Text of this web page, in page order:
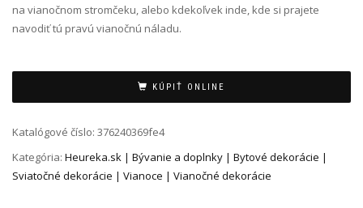
na vianočnom stromčeku, alebo kdekoľvek inde, kde si prajete
navodiť tú pravú vianočnú náladu.
KÚPIŤ ONLINE
Katalógové číslo: 376240369fe4
Kategória: Heureka.sk | Bývanie a doplnky | Bytové dekorácie |
Sviatočné dekorácie | Vianoce | Vianočné dekorácie